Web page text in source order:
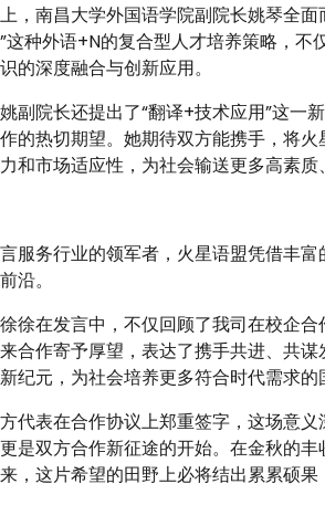
，南昌大学外国语学院副院长姚琴全
这种外语+N的复合型人才培养策略，
的深度融合与创新应用。
副院长还提出了“翻译+技术应用”这一
的热切期望。她期待双方能携手，将
和市场适应性，为社会输送更多高素质
服务行业的领军者，火星语盟凭借丰
沿。
徐在发言中，不仅回顾了我司在校企
合作寄予厚望，表达了携手共进、共
纪元，为社会培养更多符合时代需求的
代表在合作协议上郑重签字，这场意
是双方合作新征途的开始。在金秋的
，这片希望的田野上必将结出累累硕果